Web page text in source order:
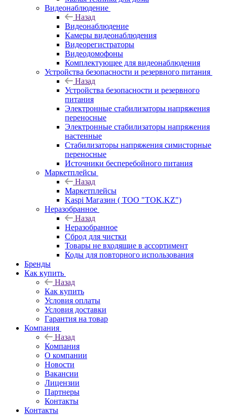
Видеонаблюдение
Назад
Видеонаблюдение
Камеры видеонаблюдения
Видеорегистраторы
Видеодомофоны
Комплектующее для видеонаблюдения
Устройства безопасности и резервного питания
Назад
Устройства безопасности и резервного
питания
Электронные стабилизаторы напряжения
переносные
Электронные стабилизаторы напряжения
настенные
Стабилизаторы напряжения симисторные
переносные
Источники бесперебойного питания
Маркетплейсы
Назад
Маркетплейсы
Kaspi Магазин ( ТОО "TOK.KZ")
Неразобранное
Назад
Неразобранное
Сброд для чистки
Товары не входящие в ассортимент
Коды для повторного использования
Бренды
Как купить
Назад
Как купить
Условия оплаты
Условия доставки
Гарантия на товар
Компания
Назад
Компания
О компании
Новости
Вакансии
Лицензии
Партнеры
Контакты
Контакты